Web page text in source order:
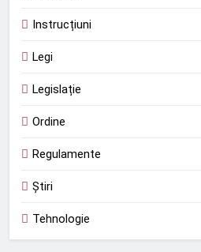
Instrucțiuni
Legi
Legislație
Ordine
Regulamente
Știri
Tehnologie